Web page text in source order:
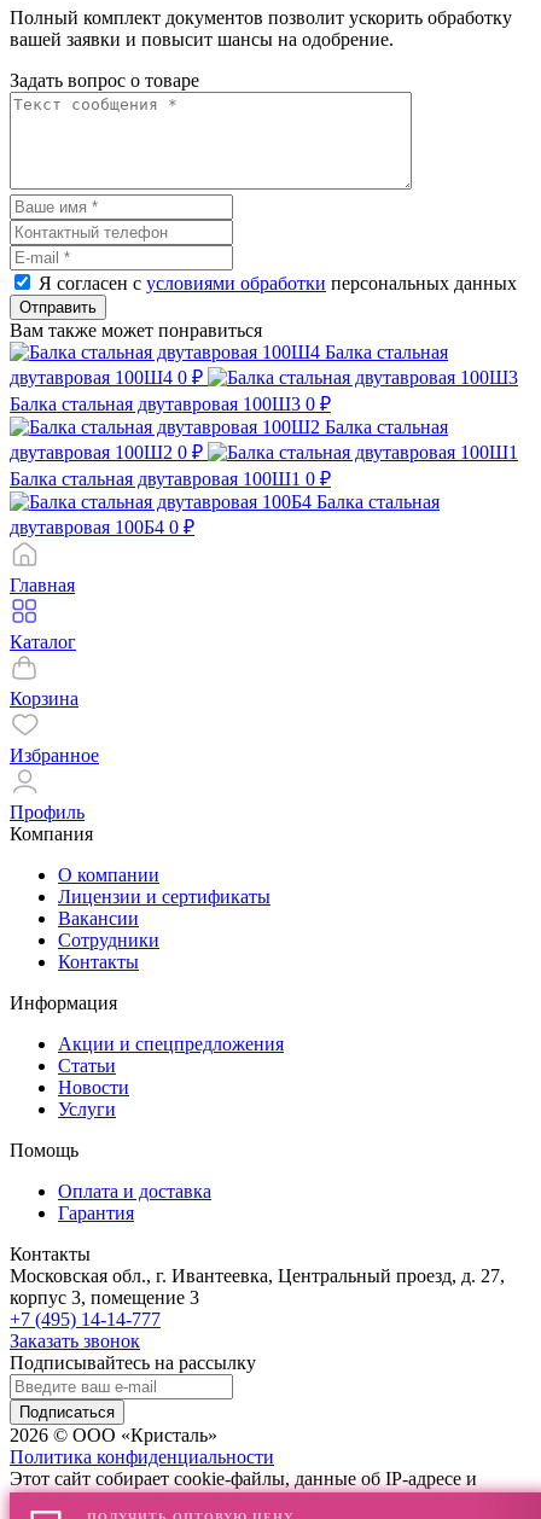
Полный комплект документов позволит ускорить обработку
вашей заявки и повысит шансы на одобрение.
Задать вопрос о товаре
Я согласен с условиями обработки персональных данных
Отправить
Вам также может понравиться
Балка стальная
двутавровая 100Ш4 0 ₽
Балка стальная двутавровая 100Ш3 0 ₽
Балка стальная
двутавровая 100Ш2 0 ₽
Балка стальная двутавровая 100Ш1 0 ₽
Балка стальная
двутавровая 100Б4 0 ₽
Главная
Каталог
Корзина
Избранное
Профиль
Компания
О компании
Лицензии и сертификаты
Вакансии
Сотрудники
Контакты
Информация
Акции и спецпредложения
Статьи
Новости
Услуги
Помощь
Оплата и доставка
Гарантия
Контакты
Московская обл., г. Ивантеевка, Центральный проезд, д. 27,
корпус 3, помещение 3
+7 (495) 14-14-777
Заказать звонок
Подписывайтесь на рассылку
Подписаться
2026 © ООО «Кристаль»
Политика конфиденциальности
Этот сайт собирает cookie-файлы, данные об IP-адресе и